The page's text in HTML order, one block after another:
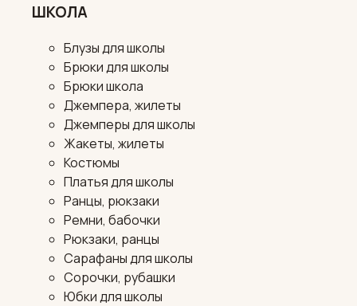
ШКОЛА
Блузы для школы
Брюки для школы
Брюки школа
Джемпера, жилеты
Джемперы для школы
Жакеты, жилеты
Костюмы
Платья для школы
Ранцы, рюкзаки
Ремни, бабочки
Рюкзаки, ранцы
Сарафаны для школы
Сорочки, рубашки
Юбки для школы